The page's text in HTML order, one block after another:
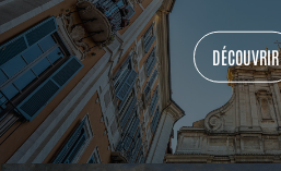
DÉCOUVRIR